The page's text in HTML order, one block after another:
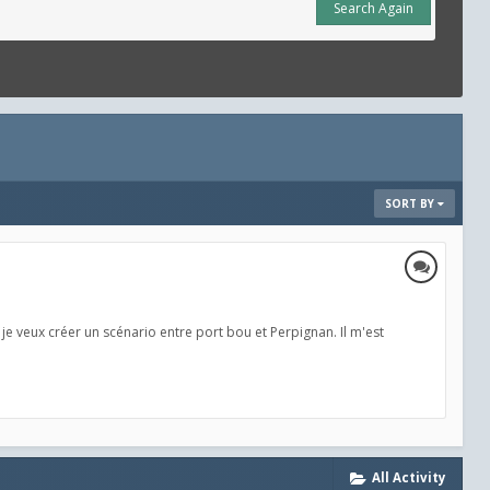
Search Again
SORT BY
veux créer un scénario entre port bou et Perpignan. Il m'est
All Activity